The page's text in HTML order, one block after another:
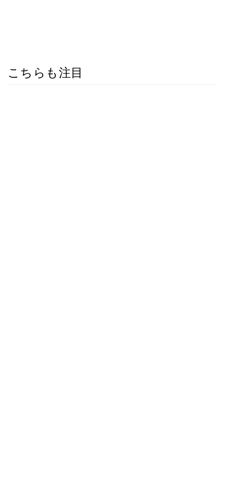
こちらも注目